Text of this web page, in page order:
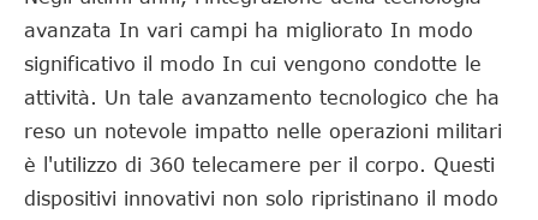
avanzata In vari campi ha migliorato In modo
significativo il modo In cui vengono condotte le
attività. Un tale avanzamento tecnologico che ha
reso un notevole impatto nelle operazioni militari
è l'utilizzo di 360 telecamere per il corpo. Questi
dispositivi innovativi non solo ripristinano il modo